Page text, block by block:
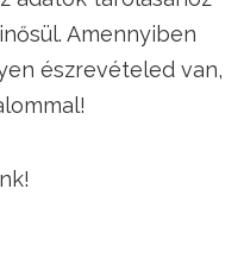
Amennyiben
észrevételed van,